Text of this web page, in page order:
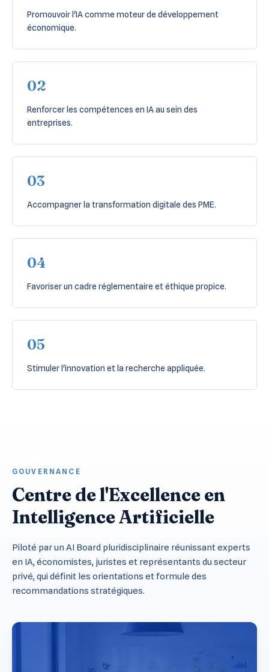
Promouvoir l'IA comme moteur de développement
économique.
02
Renforcer les compétences en IA au sein des
entreprises.
03
Accompagner la transformation digitale des PME.
04
Favoriser un cadre réglementaire et éthique propice.
05
Stimuler l'innovation et la recherche appliquée.
GOUVERNANCE
Centre de l'Excellence en
Intelligence Artificielle
Piloté par un AI Board pluridisciplinaire réunissant experts
en IA, économistes, juristes et représentants du secteur
privé, qui définit les orientations et formule des
recommandations stratégiques.